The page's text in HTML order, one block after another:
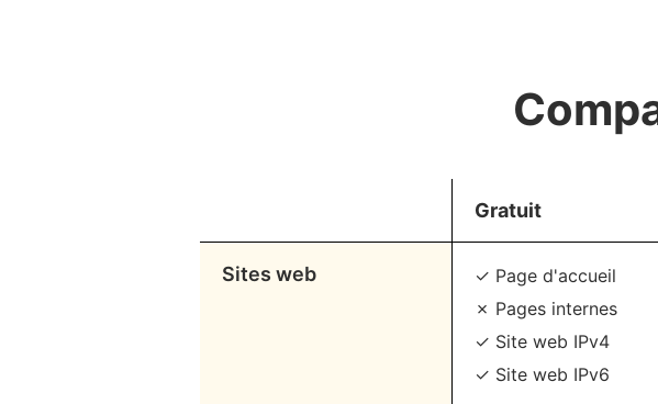
Gratuit
Sites web
✓ Page d'accueil
✗ Pages internes
✓ Site web IPv4
✓ Site web IPv6